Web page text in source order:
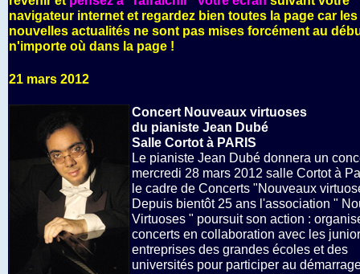
navigateur internet et regardez bien toutes la page car les
nouvelles actualités ne sont pas mises forcément au
n'importe où dans la page !
21 mars 2012
Concert Nouveaux virtuoses
du pianiste Jean Dubé
Salle Cortot à PARIS
Le pianiste Jean Dubé donnera un
mercredi 28 mars 2012 salle Cortot à
le cadre de Concerts "Nouveaux
Depuis bientôt 25 ans l'association "
Virtuoses " poursuit son action :
concerts en collaboration avec les
entreprises des grandes écoles et des
universités pour participer au